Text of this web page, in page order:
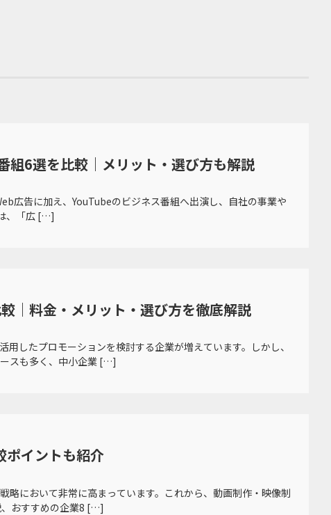
組6選を比較｜メリット・選び方も解説
広告に加え、YouTubeのビジネス番組へ出演し、自社の事業や
、「広 […]
｜料金・メリット・選び方を徹底解説
したプロモーションを検討する企業が増えています。しかし、
スも多く、中小企業 […]
ポイントも紹介
略において非常に高まっています。これから、動画制作・映像制
、おすすめの企業8 […]